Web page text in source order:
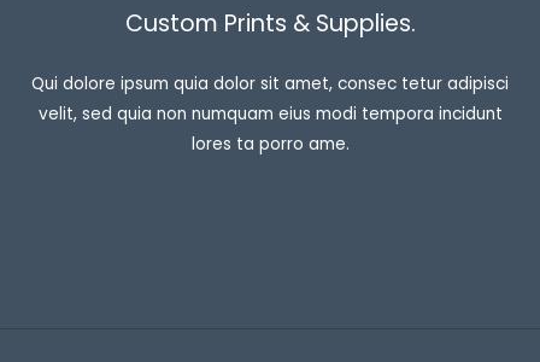
Custom Prints & Supplies.
Qui dolore ipsum quia dolor sit amet, consec tetur adipisci
velit, sed quia non numquam eius modi tempora incidunt
lores ta porro ame.